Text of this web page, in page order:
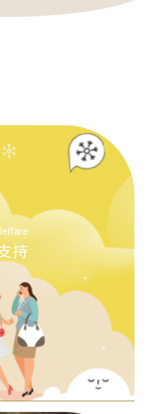
持支持弱勢及癌
位不放棄夢想
媽